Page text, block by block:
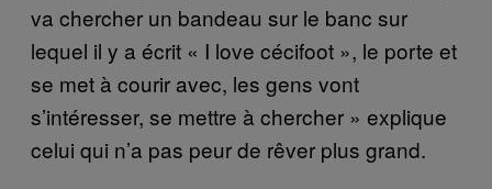
va chercher un bandeau sur le banc sur
lequel il y a écrit « I love cécifoot », le porte et
se met à courir avec, les gens vont
s’intéresser, se mettre à chercher » explique
celui qui n’a pas peur de rêver plus grand.